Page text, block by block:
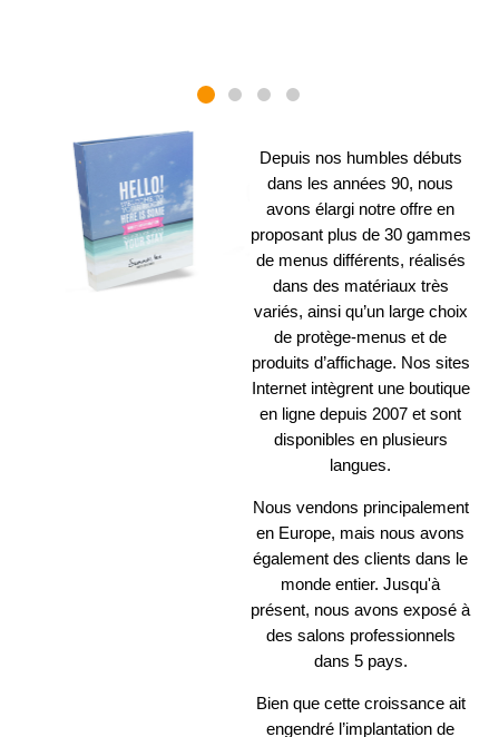
Depuis nos humbles débuts
dans les années 90, nous
avons élargi notre offre en
proposant plus de 30 gammes
de menus différents, réalisés
dans des matériaux très
variés, ainsi qu’un large choix
de protège-menus et de
produits d’affichage. Nos sites
Internet intègrent une boutique
en ligne depuis 2007 et sont
disponibles en plusieurs
langues.
Nous vendons principalement
en Europe, mais nous avons
également des clients dans le
monde entier. Jusqu'à
présent, nous avons exposé à
des salons professionnels
dans 5 pays.
Bien que cette croissance ait
engendré l’implantation de